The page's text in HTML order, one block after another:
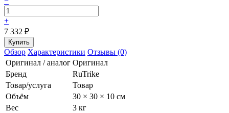
+
7 332 ₽
Обзор Характеристики Отзывы (0)
Оригинал / аналог Оригинал
Бренд
RuTrike
Товар/услуга
Товар
Объём
30 × 30 × 10 см
Вес
3 кг